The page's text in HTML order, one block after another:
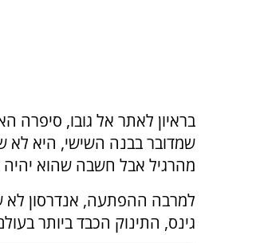
בראיון לאתר אל גובו, סיפרה
שמדובר בבנה השישי, היא לא
מהרגיל אבל חשבה שהוא יהיה במשקל של 4 ק"ג ונדהמה כאשר
למרבה ההפתעה, אנדרסון לא
גינס, התינוק הכבד ביותר בעולם נולד במשקל 10 ק"ג